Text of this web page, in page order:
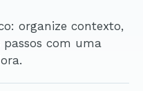
com uma